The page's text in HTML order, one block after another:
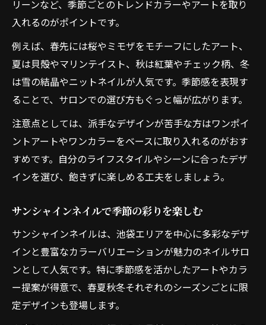
リーンなど、季節ごとのトレンドカラーやアートを取り
入れるのがポイントです。
例えば、春先には桜やミモザをモチーフにしたアート、
夏は貝殻やマリンテイスト、秋は紅葉やチェック柄、冬
は雪の結晶やニットネイルが人気です。季節感を表現す
ることで、サロンでの選び方もぐっと幅が広がります。
注意点としては、派手なデザインが苦手な方はワンポイ
ントアートやワンカラーをベースに取り入れるのがおす
すめです。自分のライフスタイルやシーンに合ったデザ
インを選び、飽きずに楽しめる工夫をしましょう。
サンシャインネイルで季節の彩りを楽しむ
サンシャインネイルは、池袋エリアを中心に多彩なデザ
インと豊富なカラーバリエーションが魅力のネイルサロ
ンとして人気です。特に季節感を活かしたアートやカラ
ー提案が得意で、春夏秋冬それぞれのシーズンごとに限
定デザインも登場します。